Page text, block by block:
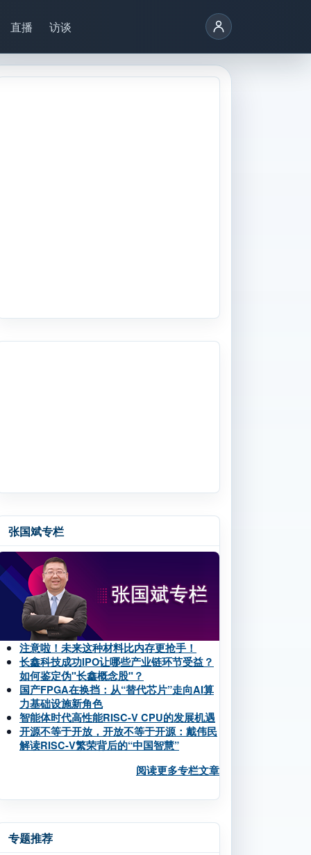
直播 访谈
张国斌专栏
注意啦！未来这种材料比内存更抢手！
长鑫科技成功IPO让哪些产业链环节受益？
如何鉴定伪"长鑫概念股"？
国产FPGA在换挡：从“替代芯片”走向AI算
力基础设施新角色
智能体时代高性能RISC-V CPU的发展机遇
开源不等于开放，开放不等于开源：戴伟民
解读RISC-V繁荣背后的“中国智慧”
阅读更多专栏文章
专题推荐